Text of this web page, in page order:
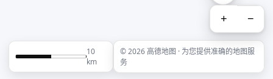
+ −
10
km
© 2026 高德地图 · 为您提供准确的地图服
务